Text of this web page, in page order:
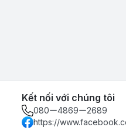
Kết nối với chúng tôi
080ー4869ー2689
https://